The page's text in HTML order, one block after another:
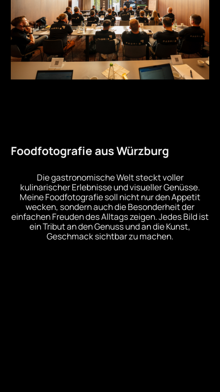
Foodfotografie aus Würzburg
Die gastronomische Welt steckt voller
kulinarischer Erlebnisse und visueller Genüsse.
Meine Foodfotografie soll nicht nur den Appetit
wecken, sondern auch die Besonderheit der
einfachen Freuden des Alltags zeigen. Jedes Bild ist
ein Tribut an den Genuss und an die Kunst,
Geschmack sichtbar zu machen.